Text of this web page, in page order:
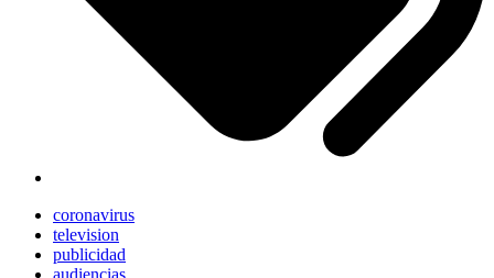
coronavirus
television
publicidad
audiencias